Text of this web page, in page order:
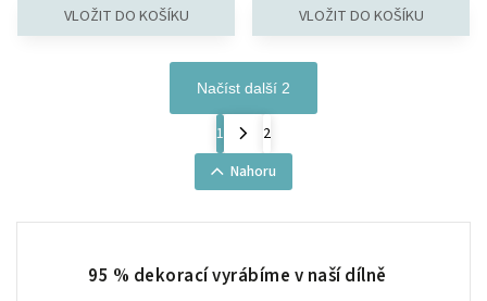
Načíst další 2
1
2
Nahoru
95 % dekorací vyrábíme v naší dílně